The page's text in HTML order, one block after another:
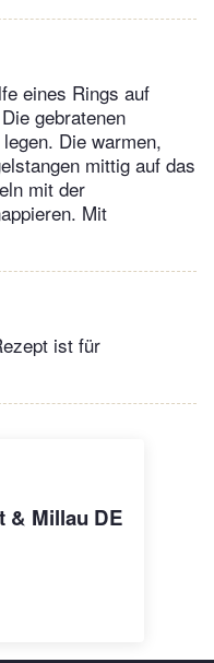
eines Rings auf
gebratenen
Die warmen,
mittig auf das
mit der
Mit
ist für
& Millau DE